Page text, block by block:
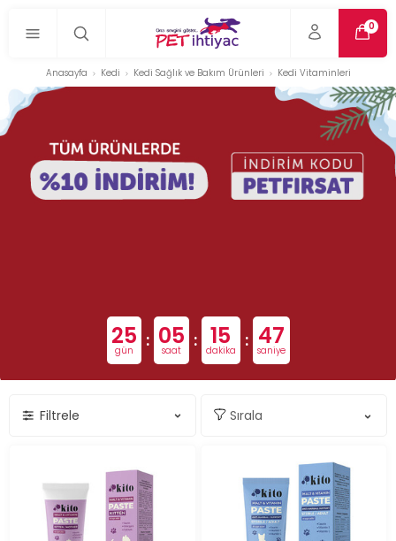
0
Anasayfa Kedi Kedi Sağlık ve Bakım Ürünleri Kedi Vitaminleri
25
gün : 05
saat : 15
dakika : 46
saniye
Filtrele